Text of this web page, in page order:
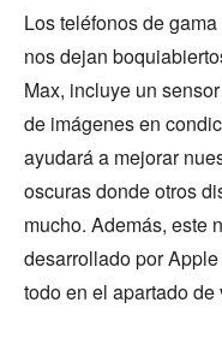
Los teléfonos de
nos dejan
Max, incluye un
de imágenes en
ayudará a mejorar
oscuras donde otros
mucho. Además, este
desarrollado por
todo en el apartado de